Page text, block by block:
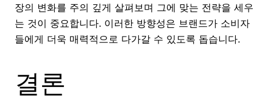
장의 변화를 주의 깊게 살펴보며 그에 맞는 전략을 세우
는 것이 중요합니다. 이러한 방향성은 브랜드가 소비자
들에게 더욱 매력적으로 다가갈 수 있도록 돕습니다.
결론